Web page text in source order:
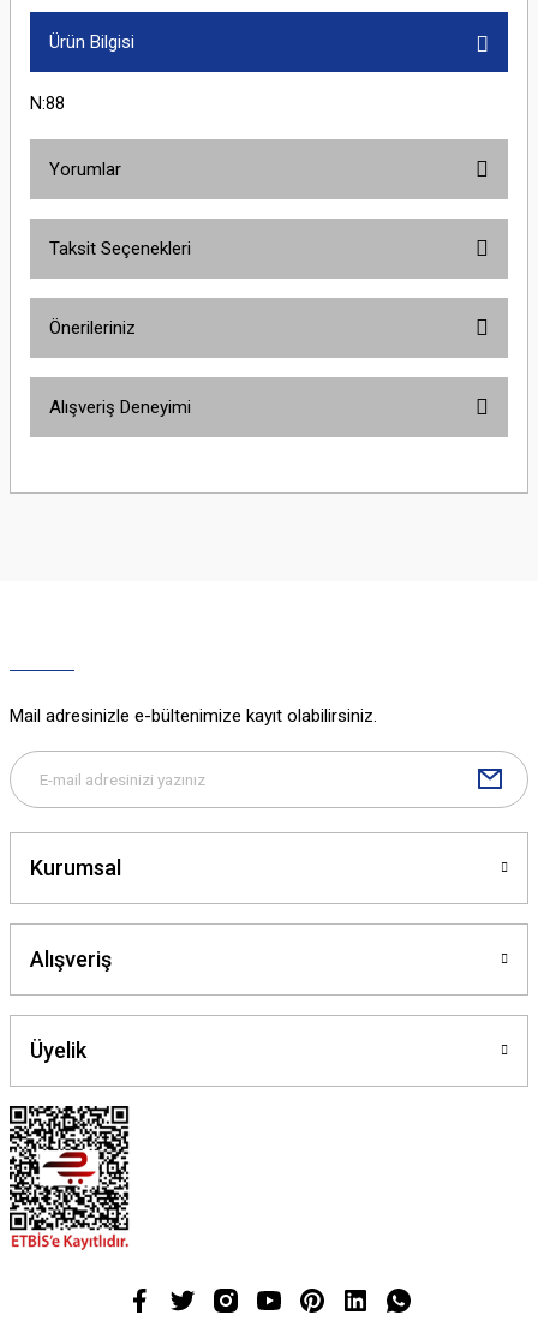
Ürün Bilgisi
N:88
Yorumlar
Taksit Seçenekleri
Önerileriniz
yetersiz gördüğünüz noktaları öneri formunu kullanarak tarafımıza
Gönder
Alışveriş Deneyimi
Mail adresinizle e-bültenimize kayıt olabilirsiniz.
Kurumsal
Alışveriş
Üyelik